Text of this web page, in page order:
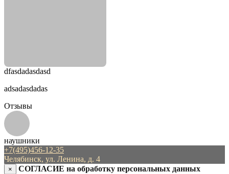
dfasdadasdasd
adsadasdadas
Отзывы
наушники
+7(495)456-12-35
Челябинск, ул. Ленина, д. 4
×
СОГЛАСИЕ на обработку персональных данных